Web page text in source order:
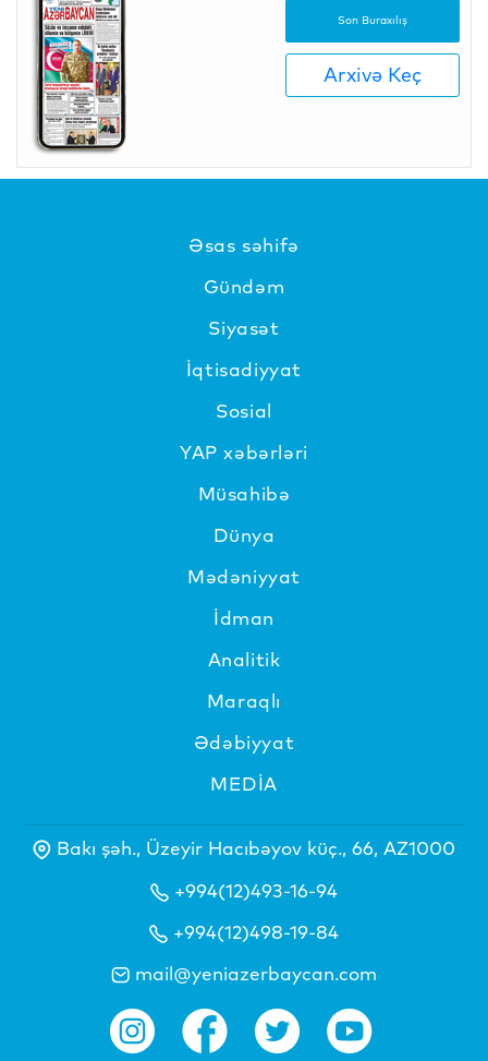
Son Buraxılış
Arxivə Keç
Əsas səhifə
Gündəm
Siyasət
İqtisadiyyat
Sosial
YAP xəbərləri
Müsahibə
Dünya
Mədəniyyat
İdman
Analitik
Maraqlı
Ədəbiyyat
MEDİA
Bakı şəh., Üzeyir Hacıbəyov küç., 66, AZ1000
+994(12)493-16-94
+994(12)498-19-84
mail@yeniazerbaycan.com